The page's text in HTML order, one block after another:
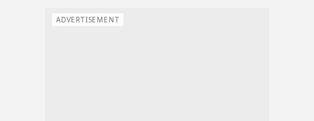
ADVERTISEMENT